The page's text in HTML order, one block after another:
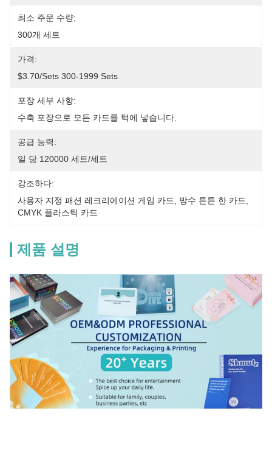
최소 주문 수량:
300개 세트
가격:
$3.70/sets 300-1999 Sets
포장 세부 사항:
수축 포장으로 모든 카드를 턱에 넣습니다.
공급 능력:
일 당 120000 세트/세트
강조하다:
사용자 지정 패션 레크리에이션 게임 카드
방수 튼튼 한 카드
CMYK 플라스틱 카드
제품 설명